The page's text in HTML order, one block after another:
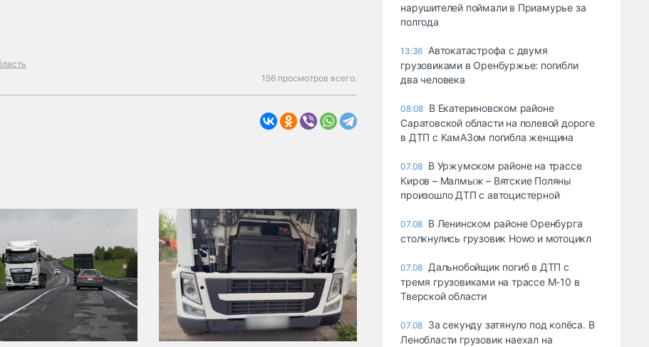
156 просмотров всего.
нарушителей поймали в Приамурье за
полгода
13:36 Автокатастрофа с двумя
грузовиками в Оренбуржье: погибли
два человека
08:08 В Екатериновском районе
Саратовской области на полевой дороге
в ДТП с КамАЗом погибла женщина
07.08 В Уржумском районе на трассе
Киров – Малмыж – Вятские Поляны
произошло ДТП с автоцистерной
07.08 В Ленинском районе Оренбурга
столкнулись грузовик Howo и мотоцикл
07.08 Дальнобойщик погиб в ДТП с
тремя грузовиками на трассе М-10 в
Тверской области
07.08 За секунду затянуло под колёса. В
Ленобласти грузовик наехал на